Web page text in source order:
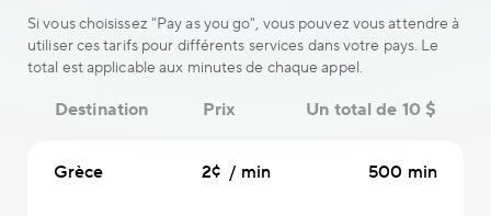
Si vous choisissez "Pay as you go", vous pouvez vous attendre à
utiliser ces tarifs pour différents services dans votre pays. Le
total est applicable aux minutes de chaque appel.
Destination Prix Un total de 10 $
Grèce 2¢ / min 500 min